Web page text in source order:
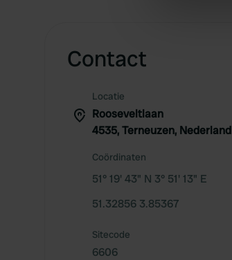
Contact
Locatie
Rooseveltlaan
4535, Terneuzen, Nederland
Coördinaten
51° 19' 43" N 3° 51' 13" E
51.32856 3.85367
Sitecode
6606